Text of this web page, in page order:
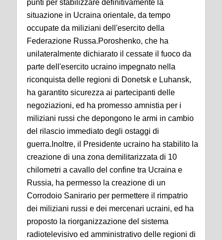
punti per stabilizzare definitivamente la
situazione in Ucraina orientale, da tempo
occupate da miliziani dell'esercito della
Federazione Russa.Poroshenko, che ha
unilateralmente dichiarato il cessate il fuoco da
parte dell'esercito ucraino impegnato nella
riconquista delle regioni di Donetsk e Luhansk,
ha garantito sicurezza ai partecipanti delle
negoziazioni, ed ha promesso amnistia per i
miliziani russi che depongono le armi in cambio
del rilascio immediato degli ostaggi di
guerra.Inoltre, il Presidente ucraino ha stabilito la
creazione di una zona demilitarizzata di 10
chilometri a cavallo del confine tra Ucraina e
Russia, ha permesso la creazione di un
Corrodoio Sanirario per permettere il rimpatrio
dei miliziani russi e dei mercenari ucraini, ed ha
proposto la riorganizzazione del sistema
radiotelevisivo ed amministrativo delle regioni di